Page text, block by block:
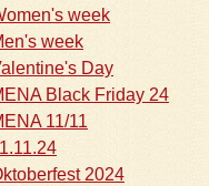
week
week
Day
Black Friday 24
11/11
2024